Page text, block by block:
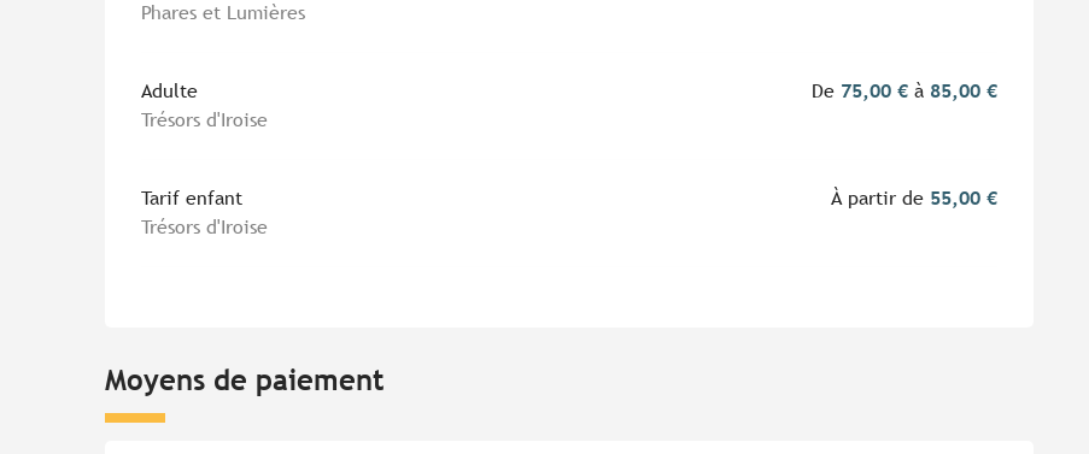
Phares et Lumières
Adulte
Trésors d'Iroise
De 75,00 € à 85,00 €
Tarif enfant
Trésors d'Iroise
À partir de 55,00 €
Moyens de paiement